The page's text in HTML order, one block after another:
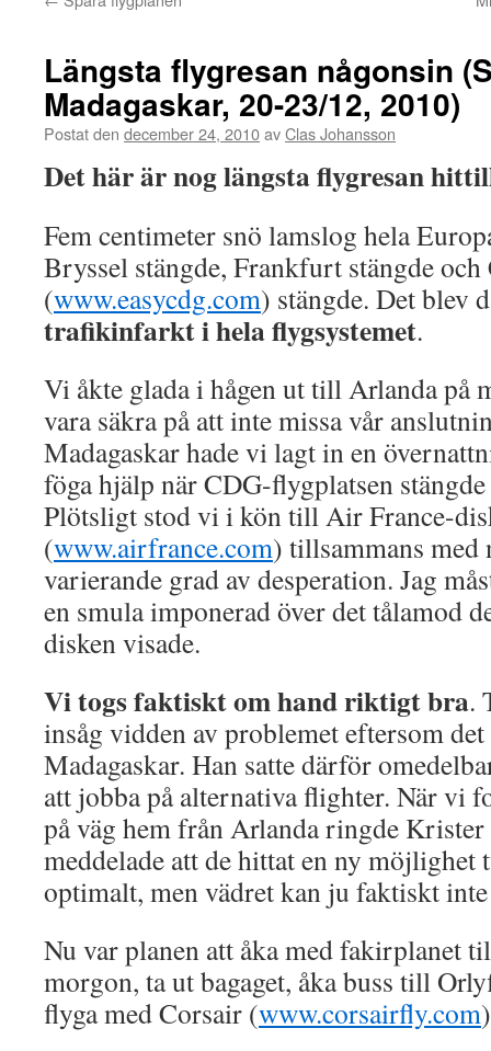
Längsta flygresan någonsin
Madagaskar, 20-23/12, 2010)
Postat den december 24, 2010avClas Johansson
Det här är nog längsta flygresan
Fem centimeter snö lamslog hela
Bryssel stängde, Frankfurt stängde och
(www.easycdg.com) stängde. Det blev
trafikinfarkt i hela flygsystemet.
Vi åkte glada i hågen ut till Arlanda på
vara säkra på att inte missa vår
Madagaskar hade vi lagt in en
föga hjälp när CDG-flygplatsen
Plötsligt stod vi i kön till Air France-
(www.airfrance.com) tillsammans med
varierande grad av desperation. Jag
en smula imponerad över det tålamod
disken visade.
Vi togs faktiskt om hand riktigt bra.
insåg vidden av problemet eftersom
Madagaskar. Han satte därför
att jobba på alternativa flighter. När vi
på väg hem från Arlanda ringde
meddelade att de hittat en ny möjlighet
optimalt, men vädret kan ju faktiskt
Nu var planen att åka med fakirplanet
morgon, ta ut bagaget, åka buss till
flyga med Corsair (www.corsairfly.com